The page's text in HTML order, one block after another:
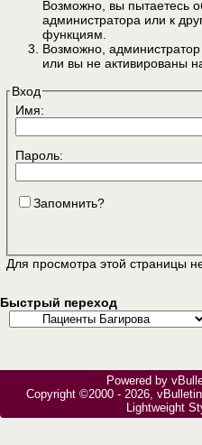
Возможно, вы пытаетесь
администратора или к
функциям.
Возможно,
или вы не активированы
Вход
Имя:
Пароль:
Запомнить?
Для просмотра этой страницы
Быстрый переход
Powered by
Copyright ©2000 - 2026,
Lightweight